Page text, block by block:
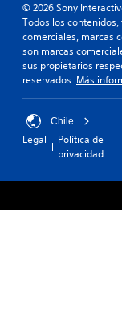
© 2026 Sony
Todos los
comerciales, marcas
son marcas
sus propietarios
reservados. Más
Chile
Legal
Política de
privacidad